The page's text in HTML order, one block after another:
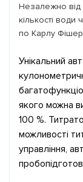
Незалежно від
кількості
по Карлу
Унікальний
якого можна
100 %.
можливості
управління,